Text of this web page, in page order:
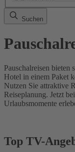
Suchen
Pauschalreisen bieten
Hotel in einem Paket
Nutzen Sie attraktive
Reiseplanung. Jetzt
Urlaubsmomente
Top TV-